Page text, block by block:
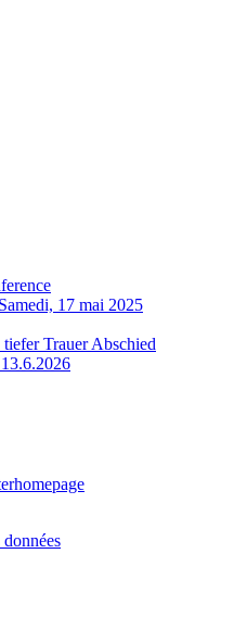
17 mai 2025
Trauer Abschied